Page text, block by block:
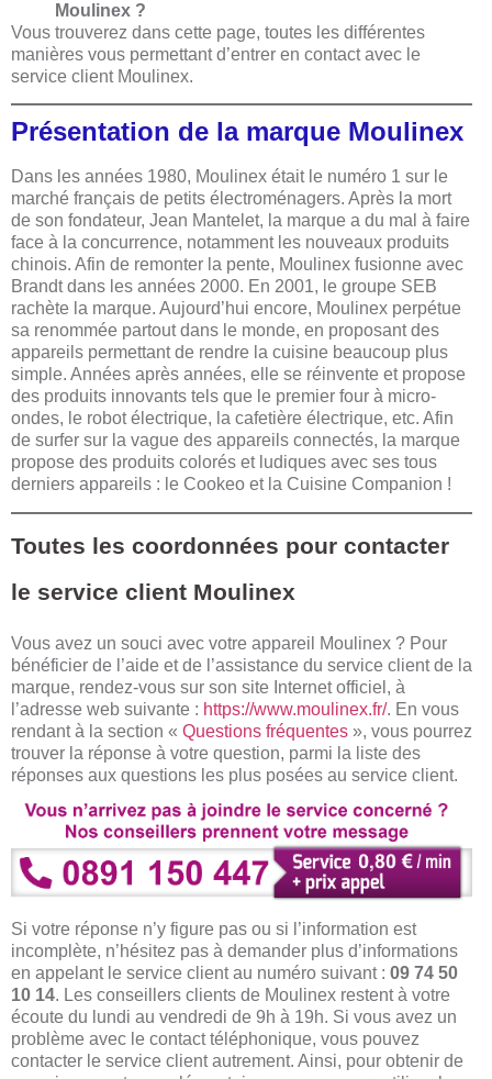
Moulinex ?
Vous trouverez dans cette page, toutes les différentes
manières vous permettant d’entrer en contact avec le
service client Moulinex.
Présentation de la marque Moulinex
Dans les années 1980, Moulinex était le numéro 1 sur le
marché français de petits électroménagers. Après la mort
de son fondateur, Jean Mantelet, la marque a du mal à faire
face à la concurrence, notamment les nouveaux produits
chinois. Afin de remonter la pente, Moulinex fusionne avec
Brandt dans les années 2000. En 2001, le groupe SEB
rachète la marque. Aujourd’hui encore, Moulinex perpétue
sa renommée partout dans le monde, en proposant des
appareils permettant de rendre la cuisine beaucoup plus
simple. Années après années, elle se réinvente et propose
des produits innovants tels que le premier four à micro-
ondes, le robot électrique, la cafetière électrique, etc. Afin
de surfer sur la vague des appareils connectés, la marque
propose des produits colorés et ludiques avec ses tous
derniers appareils : le Cookeo et la Cuisine Companion !
Toutes les coordonnées pour contacter
le service client Moulinex
Vous avez un souci avec votre appareil Moulinex ? Pour
bénéficier de l’aide et de l’assistance du service client de la
marque, rendez-vous sur son site Internet officiel, à
l’adresse web suivante : https://www.moulinex.fr/. En vous
rendant à la section « Questions fréquentes », vous pourrez
trouver la réponse à votre question, parmi la liste des
réponses aux questions les plus posées au service client.
Si votre réponse n’y figure pas ou si l’information est
incomplète, n’hésitez pas à demander plus d’informations
en appelant le service client au numéro suivant : 09 74 50
10 14. Les conseillers clients de Moulinex restent à votre
écoute du lundi au vendredi de 9h à 19h. Si vous avez un
problème avec le contact téléphonique, vous pouvez
contacter le service client autrement. Ainsi, pour obtenir de